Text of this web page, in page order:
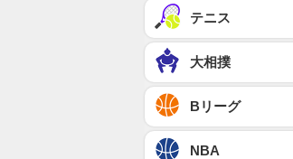
テニス
大相撲
Bリーグ
NBA